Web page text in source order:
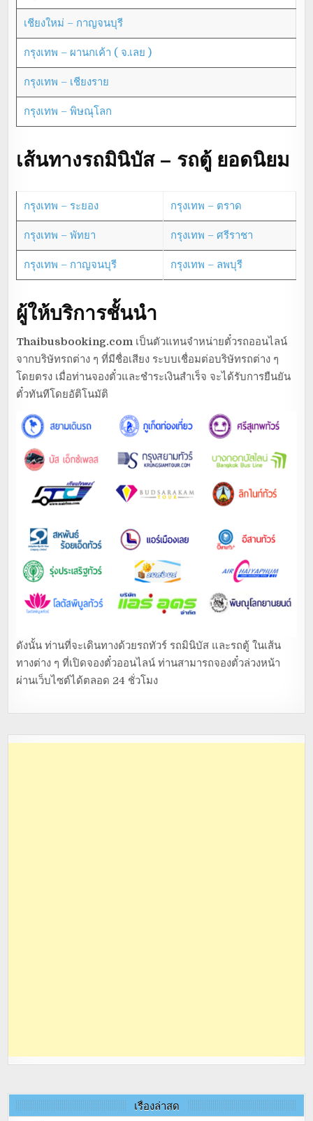
เชียงใหม่ – กาญจนบุรี
กรุงเทพ – ผานกเค้า ( จ.เลย )
กรุงเทพ – เชียงราย
กรุงเทพ – พิษณุโลก
เส้นทางรถมินิบัส – รถตู้ ยอดนิยม
กรุงเทพ – ระยอง กรุงเทพ – ตราด
กรุงเทพ – พัทยา กรุงเทพ – ศรีราชา
กรุงเทพ – กาญจนบุรี กรุงเทพ – ลพบุรี
ผู้ให้บริการชั้นนำ
Thaibusbooking.com เป็นตัวแทนจำหน่ายตั๋วรถออนไลน์
จากบริษัทรถต่าง ๆ ที่มีชื่อเสียง ระบบเชื่อมต่อบริษัทรถต่าง ๆ
โดยตรง เมื่อท่านจองตั๋วและชำระเงินสำเร็จ จะได้รับการยืนยัน
ตั๋วทันทีโดยอัติโนมัติ
ดังนั้น ท่านที่จะเดินทางด้วยรถทัวร์ รถมินิบัส และรถตู้ ในเส้น
ทางต่าง ๆ ที่เปิดจองตั๋วออนไลน์ ท่านสามารถจองตั๋วล่วงหน้า
ผ่านเว็บไซต์ได้ตลอด 24 ชั่วโมง
เรื่องล่าสุด